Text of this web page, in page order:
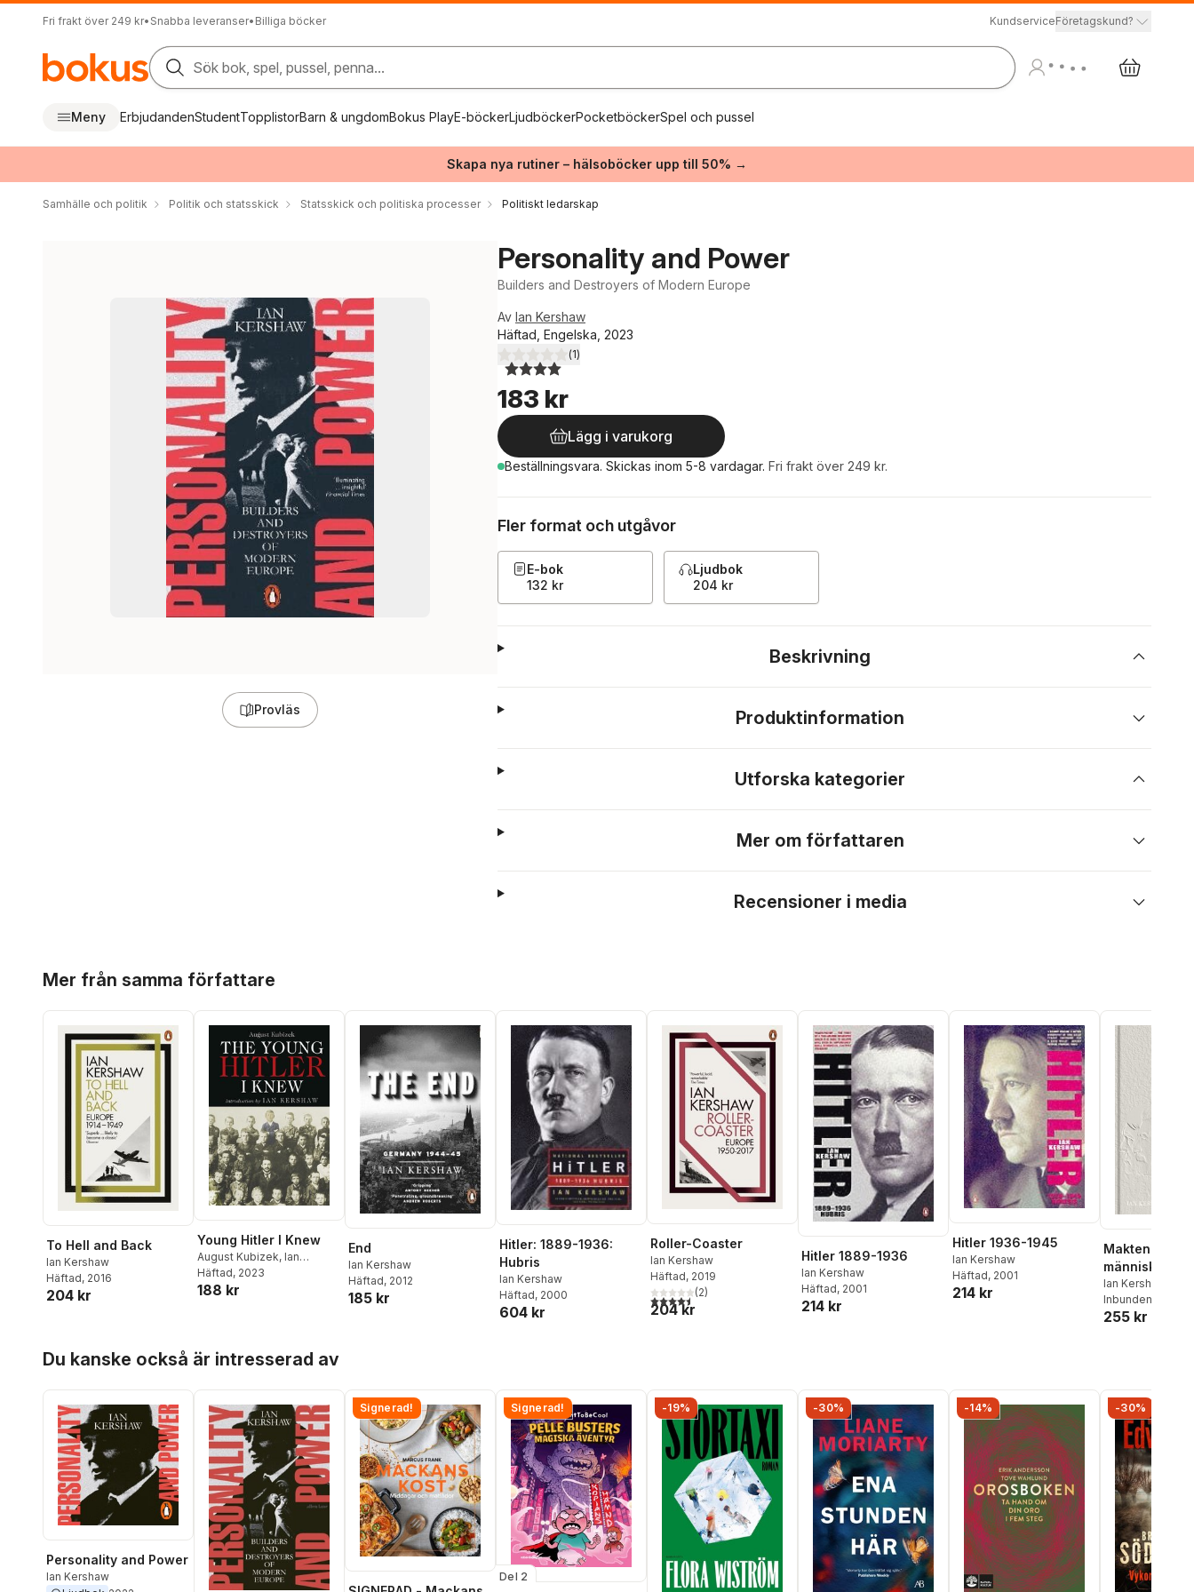
Fri frakt över 249 kr• Snabba leveranser• Billiga böcker KundserviceFöretagskund?
Sök bok, spel, pussel, penna...
Meny ErbjudandenStudentTopplistorBarn & ungdomBokus PlayE-böckerLjudböckerPocketböckerSpel och pussel
Skapa nya rutiner – hälsoböcker upp till 50% →
Samhälle och politik Politik och statsskick Statsskick och politiska processer Politiskt ledarskap
Provläs
Personality and Power
Builders and Destroyers of Modern Europe
Av Ian Kershaw
Häftad, Engelska, 2023
4,0utav 5 stjärnor. Totalt antal röster:
(1)
183 kr
Lägg i varukorg
Beställningsvara. Skickas inom 5-8 vardagar. Fri frakt över 249 kr.
Fler format och utgåvor
E-bok
132 kr
Ljudbok
204 kr
Beskrivning
Produktinformation
Utforska kategorier
Mer om författaren
Recensioner i media
Mer från samma författare
To Hell and Back
Ian Kershaw
Häftad, 2016
204 kr
Young Hitler I Knew
August Kubizek, Ian
Kershaw
Häftad, 2023
188 kr
End
Ian Kershaw
Häftad, 2012
185 kr
Hitler: 1889-1936:
Hubris
Ian Kershaw
Häftad, 2000
604 kr
Roller-Coaster
Ian Kershaw
Häftad, 2019
4,5utav 5 stjärnor. Totalt antal röster:
(2)
204 kr
Hitler 1889-1936
Ian Kershaw
Häftad, 2001
214 kr
Hitler 1936-1945
Ian Kershaw
Häftad, 2001
214 kr
Makten och
människan :
individerna
byggde och
det moderna
Ian Kershaw
Inbunden
255 kr
Du kanske också är intresserad av
Personality and Power
Ian Kershaw
Signerad! Signerad!
Del 2
-19% -30% -14% -30%